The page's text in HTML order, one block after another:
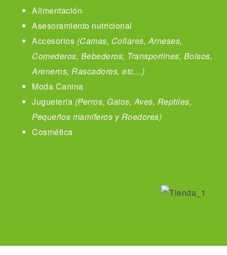
Alimentación
Asesoramiento nutricional
Accesorios (Camas, Collares, Arneses,
Comederos, Bebederos, Transportines, Bolsos,
Areneros, Rascadores, etc…)
Moda Canina
Juguetería (Perros, Gatos, Aves, Reptiles,
Pequeños mamíferos y Roedores)
Cosmética